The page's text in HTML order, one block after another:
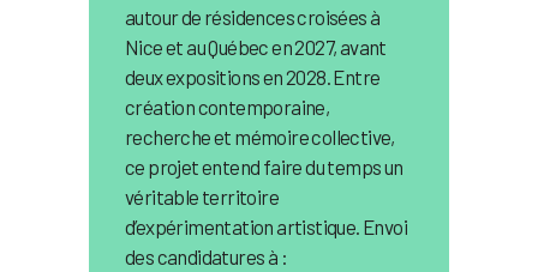
autour de résidences croisées à
Nice et au Québec en 2027, avant
deux expositions en 2028. Entre
création contemporaine,
recherche et mémoire collective,
ce projet entend faire du temps un
véritable territoire
d’expérimentation artistique. Envoi
des candidatures à :